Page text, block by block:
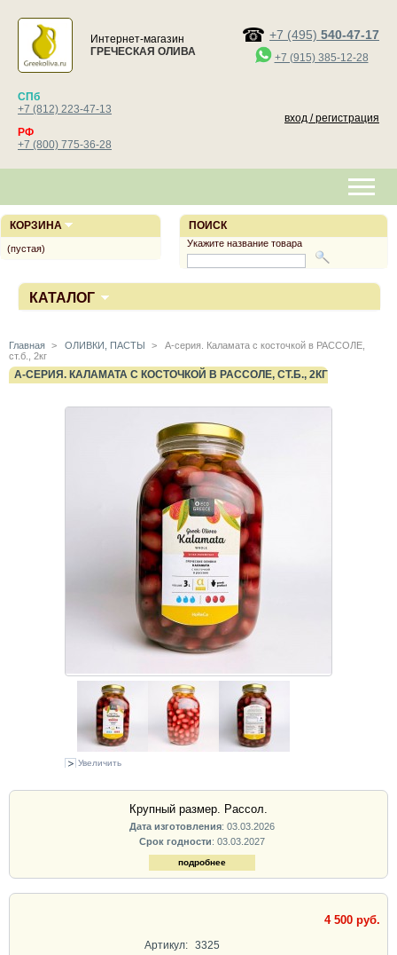
Интернет-магазин
ГРЕЧЕСКАЯ ОЛИВА
+7 (495) 540-47-17
+7 (915) 385-12-28
СПб
+7 (812) 223-47-13
РФ
+7 (800) 775-36-28
вход / регистрация
КАТАЛОГ
Главная > ОЛИВКИ, ПАСТЫ >
А-серия. Каламата с косточкой в РАССОЛЕ,
ст.б., 2кг
А-СЕРИЯ. КАЛАМАТА С КОСТОЧКОЙ В РАССОЛЕ, СТ.Б., 2КГ
Увеличить
Крупный размер. Рассол.
Дата изготовления: 03.03.2026
Срок годности: 03.03.2027
подробнее
4 500 руб.
Артикул: 3325
ПОИСК
Укажите название товара
КОРЗИНА
(пустая)